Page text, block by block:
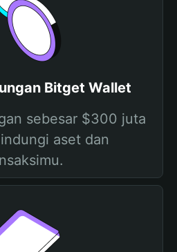
Bitget Wallet
sebesar $300 juta
aset dan